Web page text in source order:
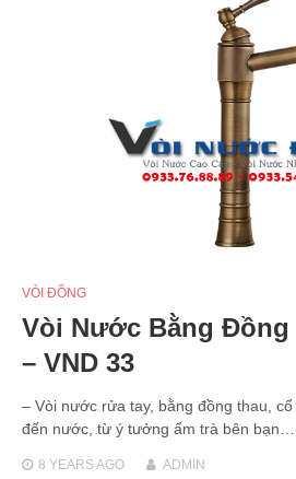
VÒI ĐỒNG
Vòi Nước Bằng Đồng
– VND 33
– Vòi nước rửa tay, bằng đồng thau,
đến nước, từ ý tưởng ấm trà bên bạn…
8 YEARSAGO ADMIN